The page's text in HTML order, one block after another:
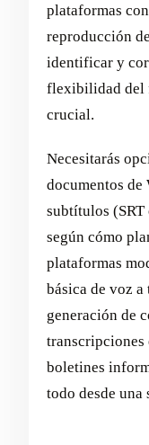
plataformas
reproducción
identificar y
flexibilidad del
crucial.
Necesitarás
documentos
subtítulos
según cómo
plataformas
básica de voz
generación de
transcripciones
boletines
todo desde una